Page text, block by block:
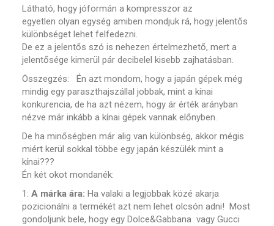
Látható, hogy jóformán a kompresszor az
egyetlen olyan egység amiben mondjuk rá, hogy jelentős
különbséget lehet felfedezni.
De ez a jelentős szó is nehezen értelmezhető, mert a
jelentősége kimerül pár decibelel kisebb zajhatásban.
Összegzés: Én azt mondom, hogy a japán gépek még
mindig egy paraszthajszállal jobbak, mint a kínai
konkurencia, de ha azt nézem, hogy ár érték arányban
nézve már inkább a kínai gépek vannak előnyben.
De ha minőségben már alig van különbség, akkor mégis
miért kerül sokkal többe egy japán készülék mint a
kínai???
Én két okot mondanék:
1:A márka ára: Ha valaki a legjobbak közé akarja
pozicionálni a termékét azt nem lehet olcsón adni! Most
gondoljunk bele, hogy egy Dolce&Gabbana vagy Gucci